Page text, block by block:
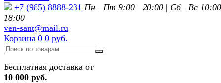
+7 (985) 8888-231 Пн—Пт 9:00—20:00 | Сб—Вс
18:00
ven-sant@mail.ru
Корзина 0 0 руб.
Бесплатная доставка от
10 000 руб.